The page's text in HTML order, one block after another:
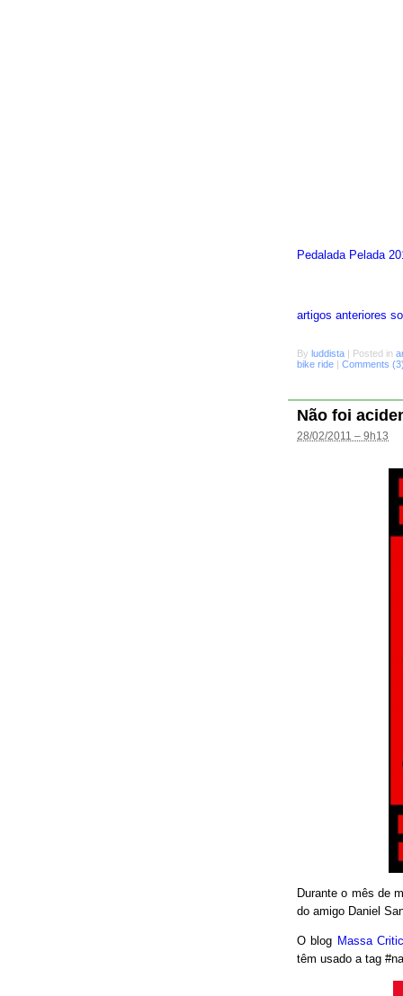
Pedalada Pelada
artigos anteriores
By luddista | Posted in
bike ride | Comments
Não foi
28/02/2011 – 9h13
Durante o mês de
do amigo Daniel
O blog Massa
têm usado a tag